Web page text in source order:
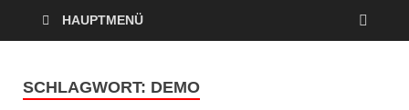
HAUPTMENÜ
SCHLAGWORT: DEMO